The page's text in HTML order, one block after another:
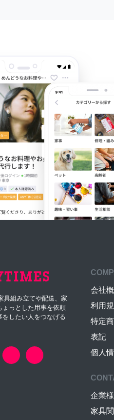
具組み立てや配送、家
ょっとした用事を依頼
をしたい人をつなげる
会社
利用
特定
表記
個人
企業
家具